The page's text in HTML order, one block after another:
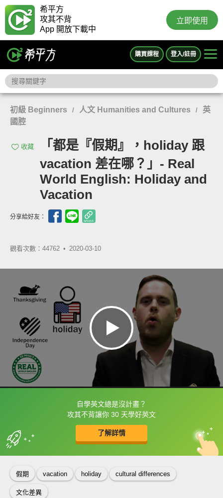
希平方
攻其不背
App 開放下載中
立即使用
購買課程 登入/註冊
初級 Beginners / 人文 Humanities and Cultures /
英
國腔
收藏
「都是『假期』，holiday 跟
vacation 差在哪？」- Real
World English: Holiday and
Vacation
分享給好友：
觀看次數：44762 • 2020-03-10
自學英文總是沒計畫？
攻其不背讓你 30 天學好英文
了解詳情
框選或點兩下字幕可以直接查字典喔！
收錄佳句 中
英
假期 vacation holiday cultural differences
文化差異